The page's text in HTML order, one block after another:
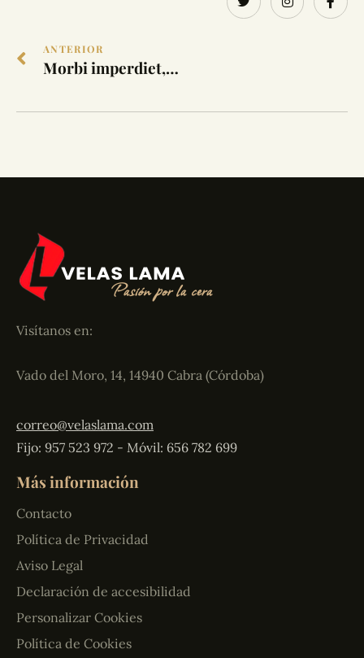
ANTERIOR
Morbi imperdiet, nibh sit amet euismod aliquam, leo libero consectetur lacus, nec pharetra est metus eget ex
Visítanos en:
Vado del Moro, 14, 14940 Cabra (Córdoba)
correo@velaslama.com
Fijo: 957 523 972 - Móvil: 656 782 699
Más información
Contacto
Política de Privacidad
Aviso Legal
Declaración de accesibilidad
Personalizar Cookies
Política de Cookies